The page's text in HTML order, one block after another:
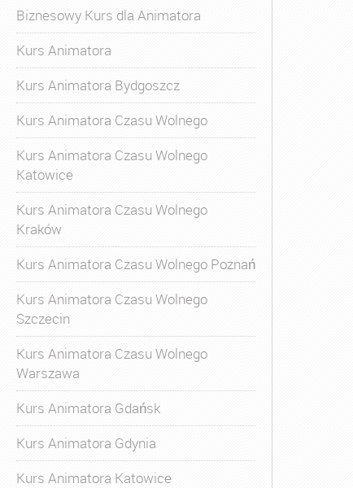
Biznesowy Kurs dla Animatora
Kurs Animatora
Kurs Animatora Bydgoszcz
Kurs Animatora Czasu Wolnego
Kurs Animatora Czasu Wolnego
Katowice
Kurs Animatora Czasu Wolnego
Kraków
Kurs Animatora Czasu Wolnego Poznań
Kurs Animatora Czasu Wolnego
Szczecin
Kurs Animatora Czasu Wolnego
Warszawa
Kurs Animatora Gdańsk
Kurs Animatora Gdynia
Kurs Animatora Katowice